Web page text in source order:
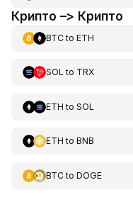
Крипто –> Крипто
BTCto ETH
SOL to TRX
ETH to SOL
ETH to BNB
BTCto DOGE